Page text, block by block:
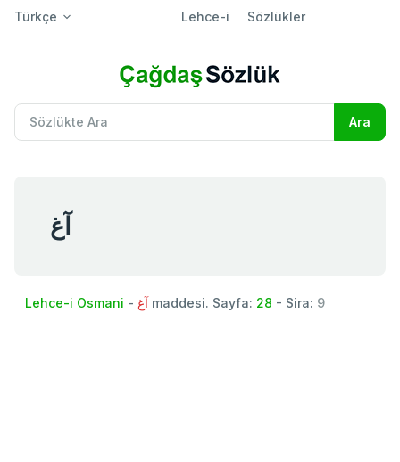
Türkçe Lehce-i Sözlükler
آغ
Lehce-i Osmani - آغ maddesi. Sayfa: 28 - Sira: 9